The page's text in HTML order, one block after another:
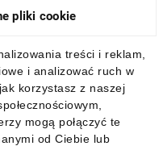
pliki cookie
treści i reklam,
i analizować ruch w
korzystasz z naszej
mogą połączyć te
od Ciebie lub
mobilną: